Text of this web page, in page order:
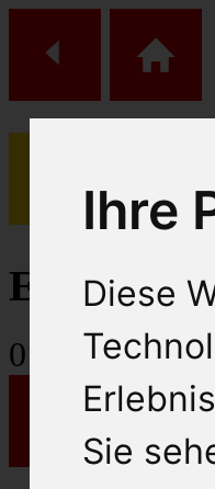
Ihre
Diese
Sie
(0)
Einkaufs
0 Artikel